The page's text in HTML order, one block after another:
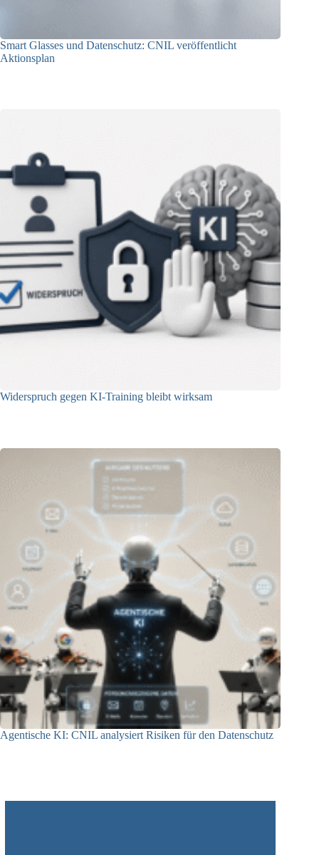
Smart Glasses und Datenschutz: CNIL veröffentlicht
Aktionsplan
Widerspruch gegen KI-Training bleibt wirksam
Agentische KI: CNIL analysiert Risiken für den Datenschutz